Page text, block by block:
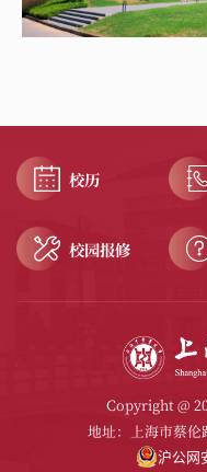
校历
校园报修
Copyright @
地址：上海市蔡伦
沪公网